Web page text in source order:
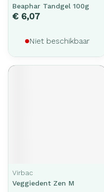
Beaphar Tandgel 100g
€ 6,07
Niet beschikbaar
Virbac
Veggiedent Zen M